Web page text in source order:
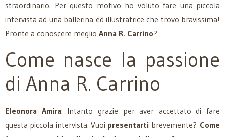
straordinario. Per questo motivo ho voluto fare una piccola
intervista ad una ballerina ed illustratrice che trovo bravissima!
Pronte a conoscere meglio Anna R. Carrino?
Come nasce la passione
di Anna R. Carrino
Eleonora Amira: Intanto grazie per aver accettato di fare
questa piccola intervista. Vuoi presentarti brevemente? Come